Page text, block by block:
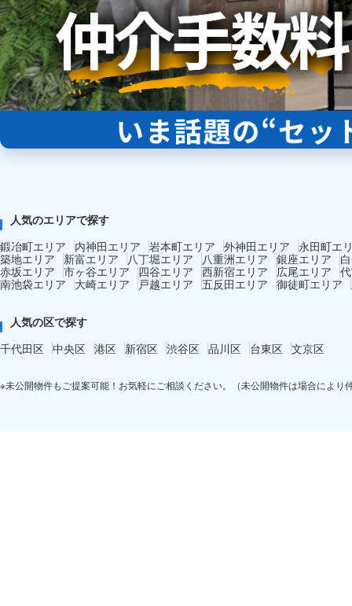
人気のエリアで探す
鍛冶町エリア
内神田エリア 岩本町エリア 外神田エリア
永田町エ
築地エリア
新富エリア 八丁堀エリア 八重洲エリア 銀座エリア
赤坂エリア 市ヶ谷エリア 四谷エリア 西新宿エリア 広尾エリア
南池袋エリア
大崎エリア 戸越エリア 五反田エリア 御徒町エリア
人気の区で探す
千代田区 中央区 港区 新宿区 渋谷区 品川区 台東区 文京区
※未公開物件もご提案可能！お気軽にご相談ください。（未公開物件は場合により